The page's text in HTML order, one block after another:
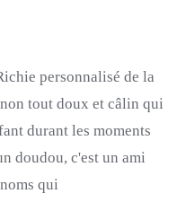
personnalisé de la
tout doux et câlin qui
durant les moments
doudou, c'est un ami
qui